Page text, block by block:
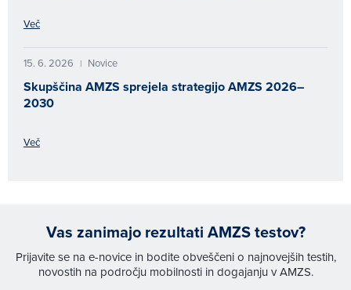
Več
15. 6. 2026 | Novice
Skupščina AMZS sprejela strategijo AMZS 2026–
2030
Več
Vas zanimajo rezultati AMZS testov?
Prijavite se na e-novice in bodite obveščeni o najnovejših testih,
novostih na področju mobilnosti in dogajanju v AMZS.